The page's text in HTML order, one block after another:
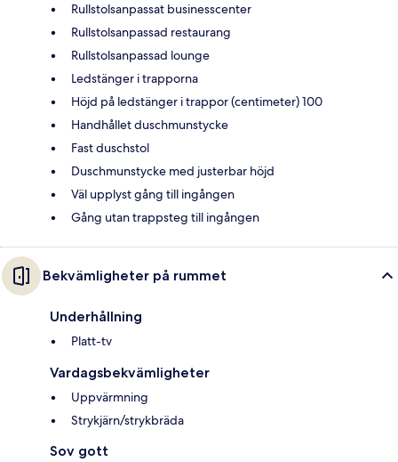
Rullstolsanpassat businesscenter
Rullstolsanpassad restaurang
Rullstolsanpassad lounge
Ledstänger i trapporna
Höjd på ledstänger i trappor (centimeter) 100
Handhållet duschmunstycke
Fast duschstol
Duschmunstycke med justerbar höjd
Väl upplyst gång till ingången
Gång utan trappsteg till ingången
Bekvämligheter på rummet
Underhållning
Platt-tv
Vardagsbekvämligheter
Uppvärmning
Strykjärn/strykbräda
Sov gott